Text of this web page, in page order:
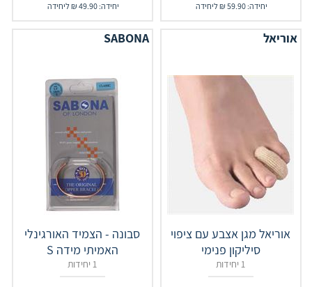
יחידה: 59.90 ₪ ליחידה יחידה: 49.90 ₪ ליחידה
אוריאל
אוריאל מגן אצבע עם ציפוי
סיליקון פנימי
1 יחידות
SABONA
סבונה - הצמיד האורגינלי
האמיתי מידה S
1 יחידות